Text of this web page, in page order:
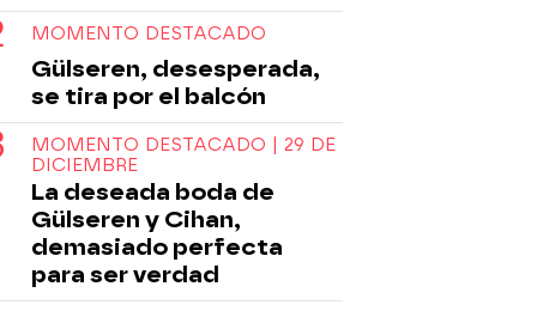
MOMENTO DESTACADO
Gülseren, desesperada,
se tira por el balcón
MOMENTO DESTACADO | 29 DE
DICIEMBRE
La deseada boda de
Gülseren y Cihan,
demasiado perfecta
para ser verdad